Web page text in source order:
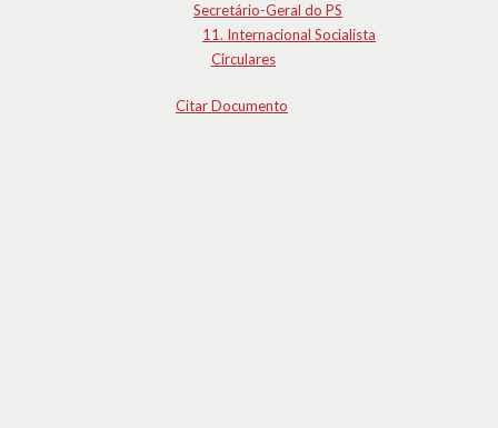
Secretário-Geral do PS
11. Internacional Socialista
Circulares
Citar Documento